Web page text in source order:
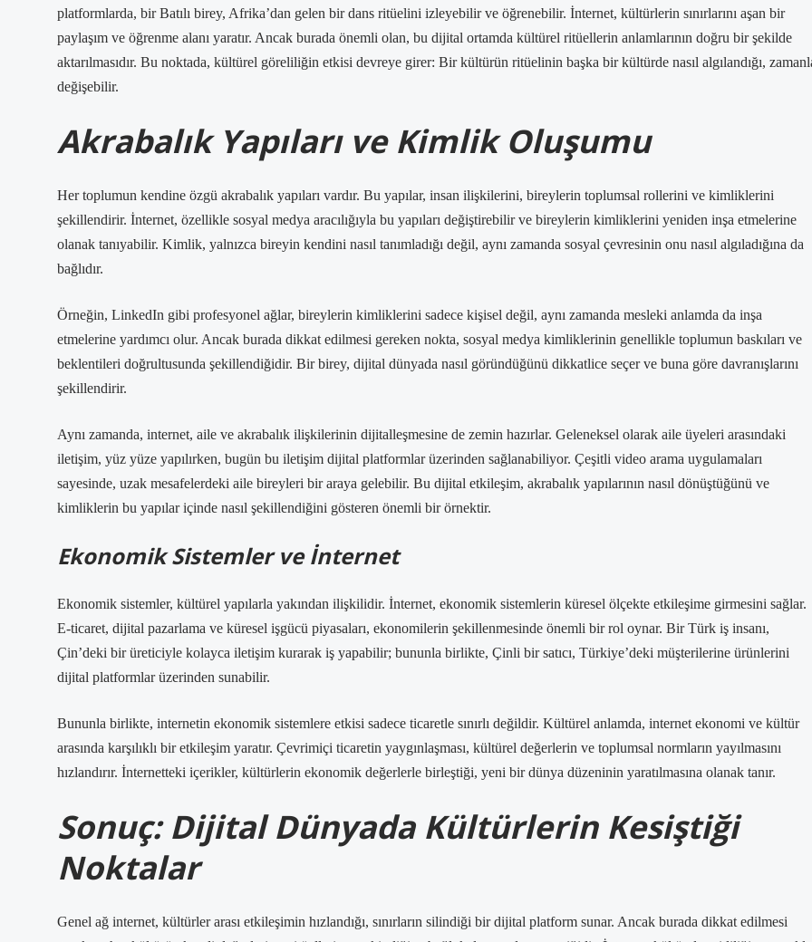
platformlarda, bir Batılı birey, Afrika’dan gelen bir dans ritüelini izleyebilir ve öğrenebilir. İnternet, kültürlerin sınırlarını aşan bir
paylaşım ve öğrenme alanı yaratır. Ancak burada önemli olan, bu dijital ortamda kültürel ritüellerin anlamlarının doğru bir şekilde
aktarılmasıdır. Bu noktada, kültürel göreliliğin etkisi devreye girer: Bir kültürün ritüelinin başka bir kültürde nasıl algılandığı,
değişebilir.
Akrabalık Yapıları ve Kimlik Oluşumu
Her toplumun kendine özgü akrabalık yapıları vardır. Bu yapılar, insan ilişkilerini, bireylerin toplumsal rollerini ve kimliklerini
şekillendirir. İnternet, özellikle sosyal medya aracılığıyla bu yapıları değiştirebilir ve bireylerin kimliklerini yeniden inşa etmelerine
olanak tanıyabilir. Kimlik, yalnızca bireyin kendini nasıl tanımladığı değil, aynı zamanda sosyal çevresinin onu nasıl algıladığına da
bağlıdır.
Örneğin, LinkedIn gibi profesyonel ağlar, bireylerin kimliklerini sadece kişisel değil, aynı zamanda mesleki anlamda da inşa
etmelerine yardımcı olur. Ancak burada dikkat edilmesi gereken nokta, sosyal medya kimliklerinin genellikle toplumun baskıları ve
beklentileri doğrultusunda şekillendiğidir. Bir birey, dijital dünyada nasıl göründüğünü dikkatlice seçer ve buna göre davranışlarını
şekillendirir.
Aynı zamanda, internet, aile ve akrabalık ilişkilerinin dijitalleşmesine de zemin hazırlar. Geleneksel olarak aile üyeleri arasındaki
iletişim, yüz yüze yapılırken, bugün bu iletişim dijital platformlar üzerinden sağlanabiliyor. Çeşitli video arama uygulamaları
sayesinde, uzak mesafelerdeki aile bireyleri bir araya gelebilir. Bu dijital etkileşim, akrabalık yapılarının nasıl dönüştüğünü ve
kimliklerin bu yapılar içinde nasıl şekillendiğini gösteren önemli bir örnektir.
Ekonomik Sistemler ve İnternet
Ekonomik sistemler, kültürel yapılarla yakından ilişkilidir. İnternet, ekonomik sistemlerin küresel ölçekte etkileşime girmesini sağlar.
E-ticaret, dijital pazarlama ve küresel işgücü piyasaları, ekonomilerin şekillenmesinde önemli bir rol oynar. Bir Türk iş insanı,
Çin’deki bir üreticiyle kolayca iletişim kurarak iş yapabilir; bununla birlikte, Çinli bir satıcı, Türkiye’deki müşterilerine ürünlerini
dijital platformlar üzerinden sunabilir.
Bununla birlikte, internetin ekonomik sistemlere etkisi sadece ticaretle sınırlı değildir. Kültürel anlamda, internet ekonomi ve kültür
arasında karşılıklı bir etkileşim yaratır. Çevrimiçi ticaretin yaygınlaşması, kültürel değerlerin ve toplumsal normların yayılmasını
hızlandırır. İnternetteki içerikler, kültürlerin ekonomik değerlerle birleştiği, yeni bir dünya düzeninin yaratılmasına olanak tanır.
Sonuç: Dijital Dünyada Kültürlerin Kesiştiği
Noktalar
Genel ağ internet, kültürler arası etkileşimin hızlandığı, sınırların silindiği bir dijital platform sunar. Ancak burada dikkat edilmesi